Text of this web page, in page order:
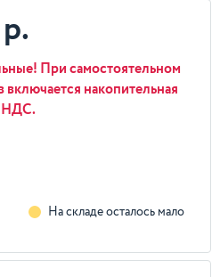
При самостоятельном
накопительная
НДС.
На складе осталось мало